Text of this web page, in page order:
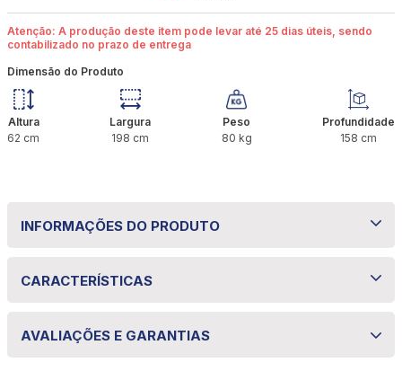
Atenção: A produção deste item pode levar até 25 dias úteis, sendo
contabilizado no prazo de entrega
Dimensão do Produto
Altura
62 cm
Largura
198 cm
Peso
80 kg
Profundidade
158 cm
INFORMAÇÕES DO PRODUTO
Colchão Queen Molas Ensacadas Imperial +
O Colchão Queen Molas Ensacadas Imperial + Base
CARACTERÍSTICAS
AVALIAÇÕES E GARANTIAS